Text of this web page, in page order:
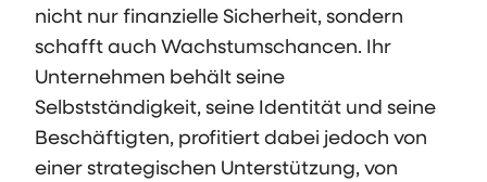
nicht nur finanzielle Sicherheit, sondern
schafft auch Wachstumschancen. Ihr
Unternehmen behält seine
Selbstständigkeit, seine Identität und seine
Beschäftigten, profitiert dabei jedoch von
einer strategischen Unterstützung, von